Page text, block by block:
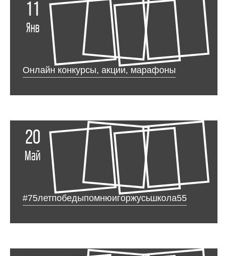
11
Янв
Онлайн конкурсы, акции, марафоны
20
Май
#75летпобедыпомнюигоржусьшкола55